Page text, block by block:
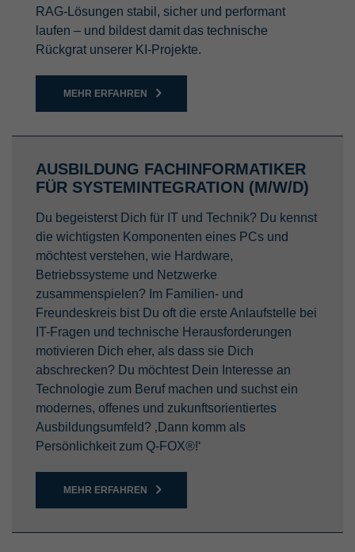
RAG-Lösungen stabil, sicher und performant
laufen – und bildest damit das technische
Rückgrat unserer KI-Projekte.
MEHR ERFAHREN
AUSBILDUNG FACHINFORMATIKER
FÜR SYSTEMINTEGRATION (M/W/D)
Du begeisterst Dich für IT und Technik? Du kennst
die wichtigsten Komponenten eines PCs und
möchtest verstehen, wie Hardware,
Betriebssysteme und Netzwerke
zusammenspielen? Im Familien- und
Freundeskreis bist Du oft die erste Anlaufstelle bei
IT-Fragen und technische Herausforderungen
motivieren Dich eher, als dass sie Dich
abschrecken? Du möchtest Dein Interesse an
Technologie zum Beruf machen und suchst ein
modernes, offenes und zukunftsorientiertes
Ausbildungsumfeld? ‚Dann komm als
Persönlichkeit zum Q-FOX®!‘
MEHR ERFAHREN
Anbieter TYPO3 CMS
Laufzeit
Zweck
Wird von der Drittanbieter TYPO3-
Extension "staticfilecache" verwendet. Mit
entsprechend der statische Cache aktiviert
bzw. deaktiviert.
Name be_lastLoginProvider
TYPO3 CMS
Laufzeit 90 Tage
Zweck
Wird von TYPO3 verwendet. Das Cookie
enthält den Key des verwendeten TYPO3-
Backend-Login-Providers (nur für
Administratoren relevant).
Laufzeit Sitzung
Zweck
Wird verwendet, um Daten zu Google
Verhalten des Besuchers zu senden.
Name Facebook Pixel
Laufzeit 1 Jahr
Zweck
Analyse des Nutzerverhaltens und
verhaltensbezogene Werbung auf
Facebook
LinkedIn Insight Tag
Anbieter LinkedIn Corporation
Laufzeit 6 Monate
LinkedIn
Name PREF
Anbieter YouTube
Laufzeit 8 Monate
Zweck
registriert eine eindeutige ID, die von
Google verwendet wird, um Statistiken
dazu, wie der Besucher YouTube-Videos
auf verschiedenen Websites nutzt, zu
behalten.
Anbieter YouTube
Laufzeit 20 Jahre und 1 Monat
Zweck
Dieser Cookie wird von eingebetteten
YouTube-Videos gesetzt. Es registriert
anonyme statistische Daten, z.B. wie oft
das Video angezeigt wird und welche
Einstellungen für die Wiedergabe
verwendet werden.